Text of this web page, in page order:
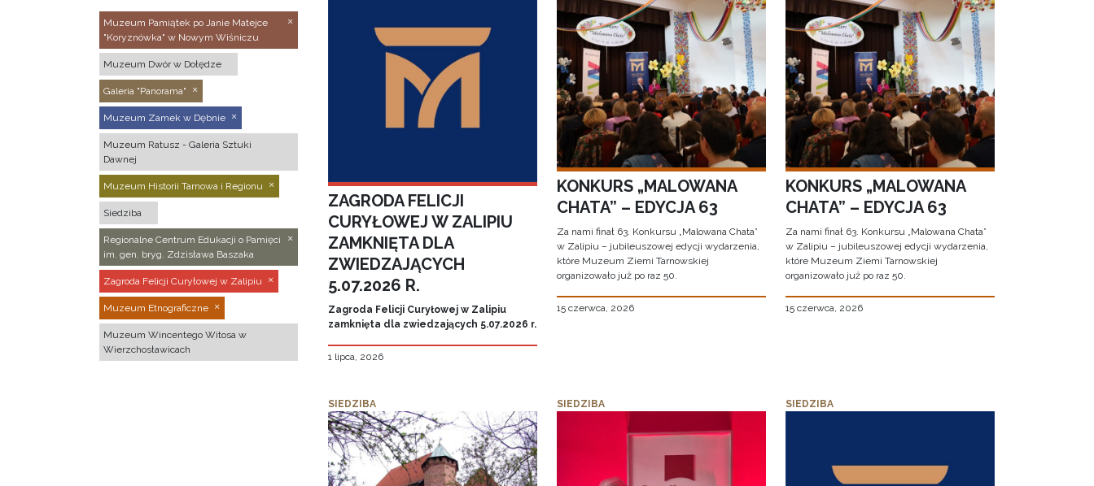
Muzeum Pamiątek po Janie Matejce
"Koryznówka" w Nowym Wiśniczu
Muzeum Dwór w Dołędze
Galeria "Panorama"
Muzeum Zamek w Dębnie
Muzeum Ratusz - Galeria Sztuki
Dawnej
Muzeum Historii Tarnowa i Regionu
Siedziba
Regionalne Centrum Edukacji o Pamięci
im. gen. bryg. Zdzisława Baszaka
Zagroda Felicji Curyłowej w Zalipiu
Muzeum Etnograficzne
Muzeum Wincentego Witosa w
Wierzchosławicach
ZAGRODA FELICJI
CURYŁOWEJ W ZALIPIU
ZAMKNIĘTA DLA
ZWIEDZAJĄCYCH
5.07.2026 R.
Zagroda Felicji Curyłowej w Zalipiu
zamknięta dla zwiedzających 5.07.2026 r.
1 lipca, 2026
KONKURS „MALOWANA
CHATA” – EDYCJA 63
Za nami finał 63. Konkursu „Malowana Chata”
w Zalipiu – jubileuszowej edycji wydarzenia,
które Muzeum Ziemi Tarnowskiej
organizowało już po raz 50.
15 czerwca, 2026
KONKURS „MALOWANA
CHATA” – EDYCJA 63
Za nami finał 63. Konkursu „Malowana Chata”
w Zalipiu – jubileuszowej edycji wydarzenia,
które Muzeum Ziemi Tarnowskiej
organizowało już po raz 50.
15 czerwca, 2026
SIEDZIBA SIEDZIBA SIEDZIBA